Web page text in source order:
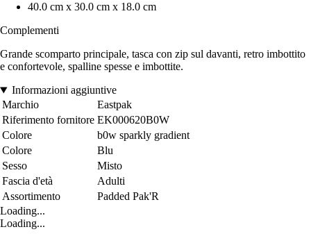
40.0 cm x 30.0 cm x 18.0 cm
Complementi
Grande scomparto principale, tasca con zip sul davanti, retro imbottito
e confortevole, spalline spesse e imbottite.
Informazioni aggiuntive
Marchio
Eastpak
Riferimento fornitore EK000620B0W
Colore
b0w sparkly gradient
Colore
Blu
Sesso
Misto
Fascia d'età
Adulti
Assortimento
Padded Pak'R
Loading...
Loading...